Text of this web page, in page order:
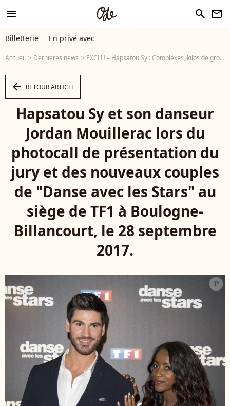
menu search newsletter
Billetterie En privé avec
Accueil Dernières news EXCLU – Hapsatou Sy : Complexes, kilos de grossesse... Elle se livre !
arrow_left RETOUR ARTICLE
Hapsatou Sy et son danseur
Jordan Mouillerac lors du
photocall de présentation du
jury et des nouveaux couples
de "Danse avec les Stars" au
siège de TF1 à Boulogne-
Billancourt, le 28 septembre
2017.